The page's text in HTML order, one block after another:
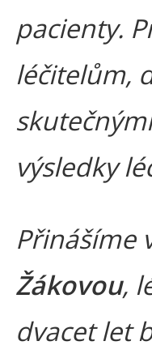
pacienty.
léčitelům,
výsledky
Přinášíme
Žákovou,
dvacet let